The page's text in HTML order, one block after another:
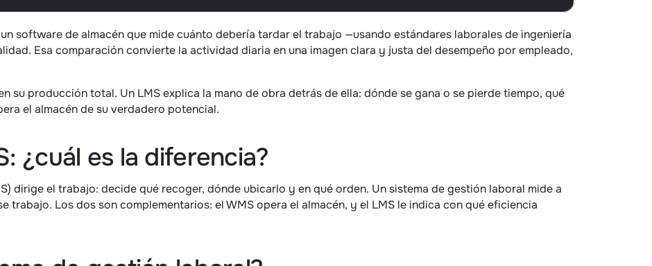
software de almacén que mide cuánto debería tardar el trabajo —usando estándares laborales de ingeniería
Esa comparación convierte la actividad diaria en una imagen clara y justa del desempeño por empleado,
su producción total. Un LMS explica la mano de obra detrás de ella: dónde se gana o se pierde tiempo, qué
el almacén de su verdadero potencial.
¿cuál es la diferencia?
dirige el trabajo: decide qué recoger, dónde ubicarlo y en qué orden. Un sistema de gestión laboral mide a
trabajo. Los dos son complementarios: el WMS opera el almacén, y el LMS le indica con qué eficiencia